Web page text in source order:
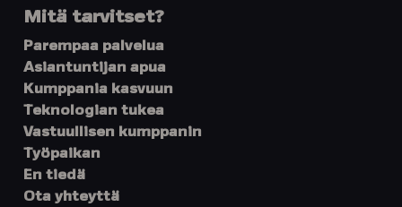
Mitä tarvitset?
Parempaa palvelua
Asiantuntijan apua
Kumppania kasvuun
Teknologian tukea
Vastuullisen kumppanin
Työpaikan
En tiedä
Ota yhteyttä